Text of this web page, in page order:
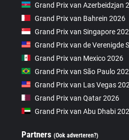
Grand Prix van Azerbeidzjan
Grand Prix van Bahrein 2026
Grand Prix van Singapore
Grand Prix van de Verenigde
Grand Prix van Mexico 2026
Grand Prix van São Paulo
Grand Prix van Las Vegas
Grand Prix van Qatar 2026
Grand Prix van Abu Dhabi
Partners(Ook adverteren?)